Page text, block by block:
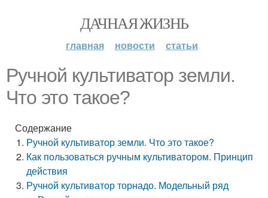
ДАЧНАЯ ЖИЗНЬ
главная новости статьи
Ручной культиватор земли.
Что это такое?
Содержание
Ручной культиватор земли. Что это такое?
Как пользоваться ручным культиватором. Принцип
действия
Ручной культиватор торнадо. Модельный ряд